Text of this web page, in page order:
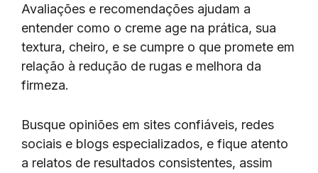
Avaliações e recomendações ajudam a
entender como o creme age na prática, sua
textura, cheiro, e se cumpre o que promete em
relação à redução de rugas e melhora da
firmeza.
Busque opiniões em sites confiáveis, redes
sociais e blogs especializados, e fique atento
a relatos de resultados consistentes, assim